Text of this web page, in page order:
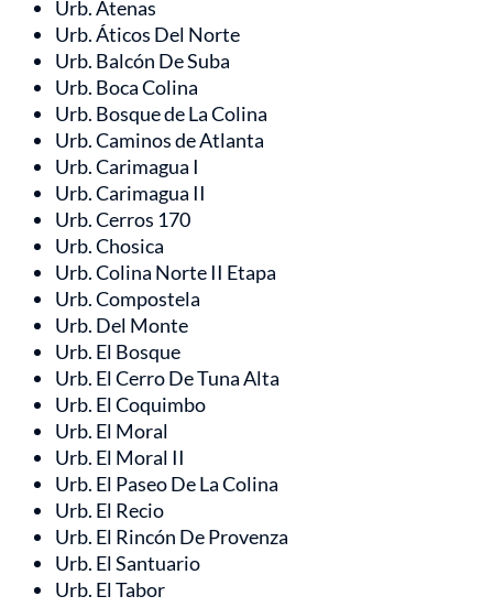
Urb. Atenas
Urb. Áticos Del Norte
Urb. Balcón De Suba
Urb. Boca Colina
Urb. Bosque de La Colina
Urb. Caminos de Atlanta
Urb. Carimagua I
Urb. Carimagua II
Urb. Cerros 170
Urb. Chosica
Urb. Colina Norte II Etapa
Urb. Compostela
Urb. Del Monte
Urb. El Bosque
Urb. El Cerro De Tuna Alta
Urb. El Coquimbo
Urb. El Moral
Urb. El Moral II
Urb. El Paseo De La Colina
Urb. El Recio
Urb. El Rincón De Provenza
Urb. El Santuario
Urb. El Tabor